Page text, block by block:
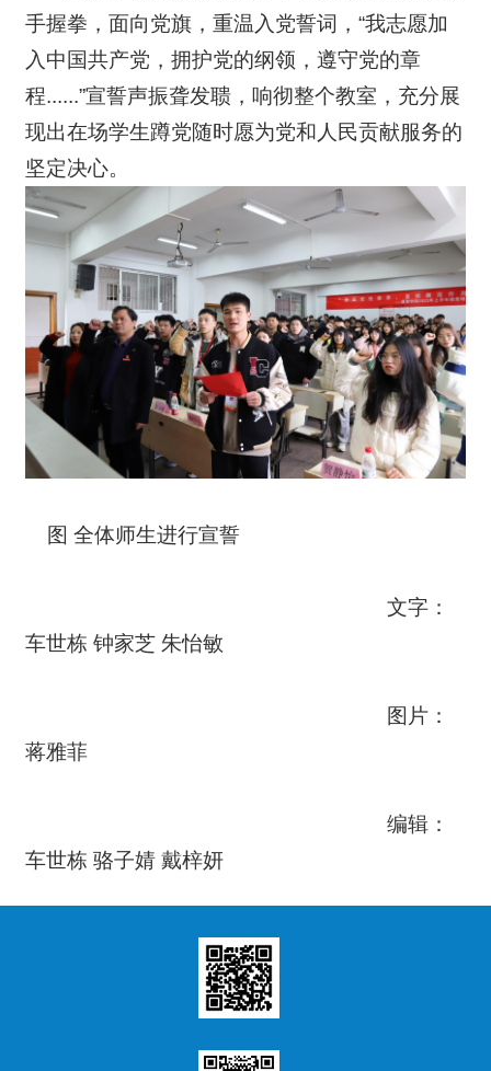
手握拳，面向党旗，重温入党誓词，“我志愿加
入中国共产党，拥护党的纲领，遵守党的章
程......”宣誓声振聋发聩，响彻整个教室，充分展
现出在场学生蹲党随时愿为党和人民贡献服务的
坚定决心。
图 全体师生进行宣誓
文字：
车世栋 钟家芝 朱怡敏
图片：
蒋雅菲
编辑：
车世栋 骆子婧 戴梓妍